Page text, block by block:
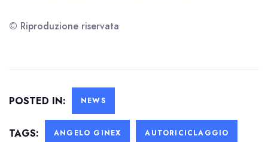
© Riproduzione riservata
POSTED IN: NEWS
TAGS: ANGELO GINEX AUTORICICLAGGIO